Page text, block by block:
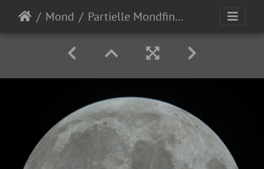
Mond Partielle Mondfinsternis